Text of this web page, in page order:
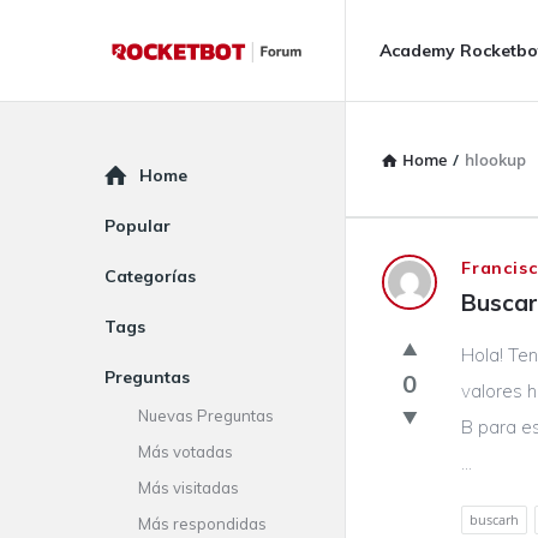
Forum
Forum
Navigation
Academy
Home / hlookup
Rocketbot
Forum
Latest
Questions
0
Hola!
valores
B para
...
buscarh
Explore
Home
Popular
Categorías
Tags
Preguntas
Nuevas Preguntas
Más votadas
Más visitadas
Más respondidas